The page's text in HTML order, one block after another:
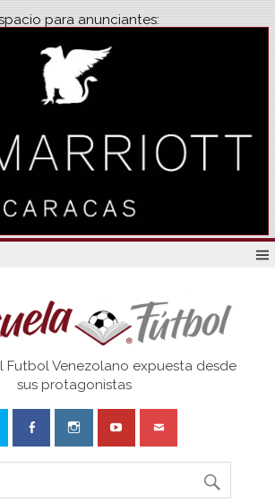
para anunciantes:
Venezuela
Futbol Venezolano expuesta desde
sus protagonistas